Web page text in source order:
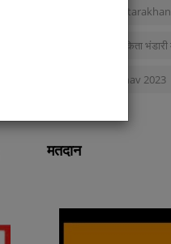
exclusive news
अंकिता
Nagar palika chunav 2023
मतदान